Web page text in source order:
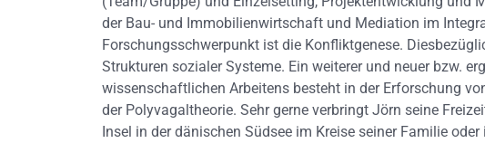
der Bau- und Immobilienwirtschaft und Mediation im
Forschungsschwerpunkt ist die Konfliktgenese.
Strukturen sozialer Systeme. Ein weiterer und neuer bzw.
wissenschaftlichen Arbeitens besteht in der Erforschung
der Polyvagaltheorie. Sehr gerne verbringt Jörn seine
Insel in der dänischen Südsee im Kreise seiner Familie oder